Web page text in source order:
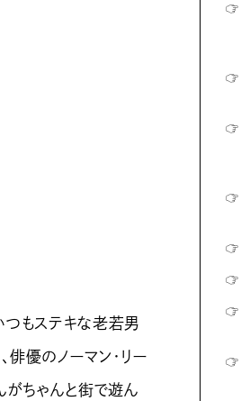
もステキな老若男
俳優のノーマン・リー
がちゃんと街で遊ん
☞
☞
☞
☞
☞
☞
☞
☞